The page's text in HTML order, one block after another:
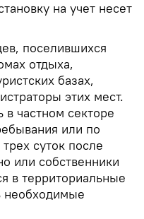
на учет несет
поселившихся
отдыха,
базах,
этих мест.
частном секторе
или по
суток после
или собственники
в территориальные
необходимые